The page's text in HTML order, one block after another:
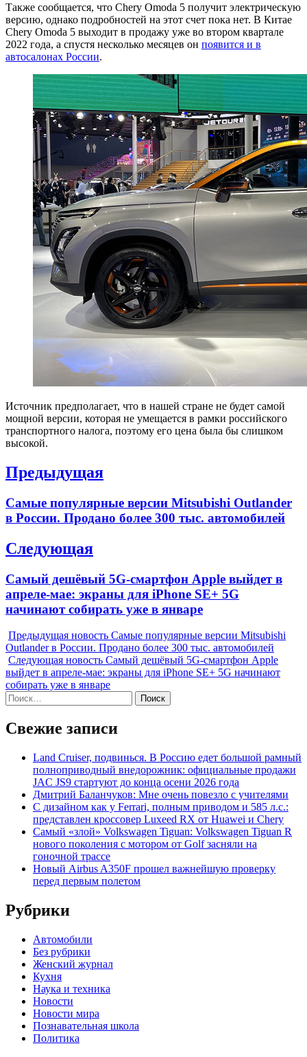
Также сообщается, что Chery Omoda 5 получит электрическую
версию, однако подробностей на этот счет пока нет. В Китае
Chery Omoda 5 выходит в продажу уже во втором квартале
2022 года, а спустя несколько месяцев он появится и в
автосалонах России.
Источник предполагает, что в нашей стране не будет самой
мощной версии, которая не умещается в рамки российского
транспортного налога, поэтому его цена была бы слишком
высокой.
Навигация
записям
Предыдущая
Previous
post:
Самые популярные версии Mitsubishi Outlander
в России. Продано более 300 тыс. автомобилей
Следующая
Next
Самый дешёвый 5G-смартфон Apple выйдет в
апреле-мае: экраны для iPhone SE+ 5G
начинают собирать уже в январе
Предыдущая новость Самые популярные версии Mitsubishi
Outlander в России. Продано более 300 тыс. автомобилей
Следующая новость Самый дешёвый 5G-смартфон Apple
выйдет в апреле-мае: экраны для iPhone SE+ 5G начинают
собирать уже в январе
Найти:
Свежие записи
Land Cruiser, подвинься. В Россию едет большой рамный
полноприводный внедорожник: официальные продажи
JAC JS9 стартуют до конца осени 2026 года
Дмитрий Баланчуков: Мне очень повезло с учителями
С дизайном как у Ferrari, полным приводом и 585 л.с.:
представлен кроссовер Luxeed RX от Huawei и Chery
Самый «злой» Volkswagen Tiguan: Volkswagen Tiguan R
нового поколения с мотором от Golf засняли на
гоночной трассе
Новый Airbus A350F прошел важнейшую проверку
перед первым полетом
Рубрики
Автомобили
Без рубрики
Женский журнал
Кухня
Наука и техника
Новости
Новости мира
Познавательная школа
Политика